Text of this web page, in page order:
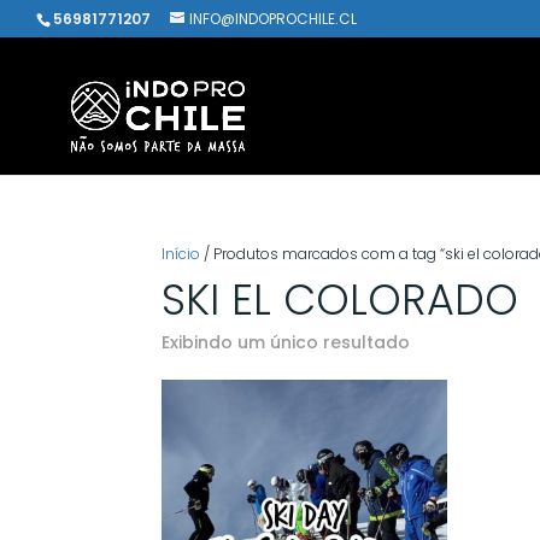
56981771207 INFO@INDOPROCHILE.CL
Início / Produtos marcados com a tag “ski el
SKI EL COLORADO
Exibindo um único resultado